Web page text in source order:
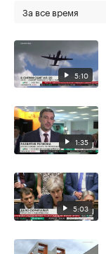
За все время
5:10
1:35
5:03